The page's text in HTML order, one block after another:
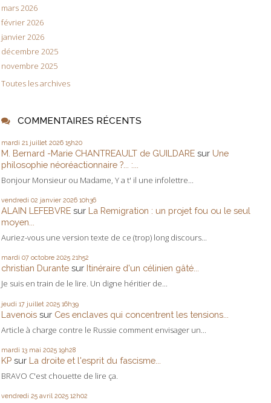
mars 2026
février 2026
janvier 2026
décembre 2025
novembre 2025
Toutes les archives
COMMENTAIRES RÉCENTS
mardi 21 juillet 2026 15h20
M. Bernard -Marie CHANTREAULT de GUILDARE sur Une
philosophie néoréactionnaire ?... :...
Bonjour Monsieur ou Madame, Y a t' il une infolettre...
vendredi 02 janvier 2026 10h36
ALAIN LEFEBVRE sur La Remigration : un projet fou ou le seul
moyen...
Auriez-vous une version texte de ce (trop) long discours...
mardi 07 octobre 2025 21h52
christian Durante sur Itinéraire d'un célinien gâté...
Je suis en train de le lire. Un digne héritier de...
jeudi 17 juillet 2025 16h39
Lavenois sur Ces enclaves qui concentrent les tensions...
Article à charge contre le Russie comment envisager un...
mardi 13 mai 2025 19h28
KP sur La droite et l'esprit du fascisme...
BRAVO C'est chouette de lire ça.
vendredi 25 avril 2025 12h02